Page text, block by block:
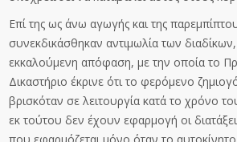
Επί της ως άνω αγωγής και της
συνεκδικάσθηκαν αντιμωλία των
εκκαλούμενη απόφαση, με την οποία το
Δικαστήριο έκρινε ότι το φερόμενο
βρισκόταν σε λειτουργία κατά το χρόνο
εκ τούτου δεν έχουν εφαρμογή οι